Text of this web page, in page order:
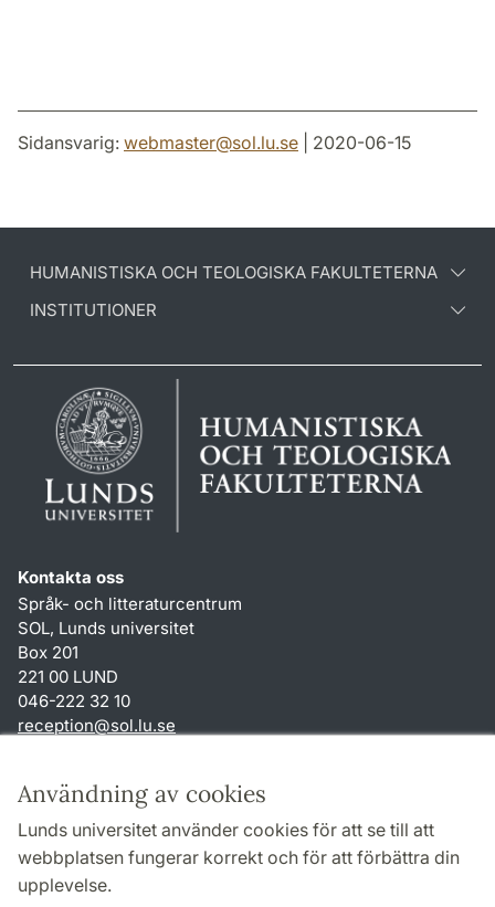
Användning av cookies
Lunds universitet använder cookies för att se till att
webbplatsen fungerar korrekt och för att förbättra din
upplevelse.
Sidansvarig: webmaster@sol.lu.se | 2020-06-15
HUMANISTISKA OCH TEOLOGISKA FAKULTETERNA
INSTITUTIONER
Kontakta oss
Språk- och litteraturcentrum
SOL, Lunds universitet
Box 201
221 00 LUND
046-222 32 10
reception@sol.lu.se
Genvägar
Om webbplatsen och cookies
Behandling av personuppgifter
Tillgänglighetsredogörelse